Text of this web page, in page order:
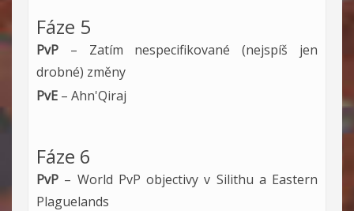
Fáze 5
PvP – Zatím nespecifikované (nejspíš jen
drobné) změny
PvE – Ahn'Qiraj
Fáze 6
PvP – World PvP objectivy v Silithu a Eastern
Plaguelands